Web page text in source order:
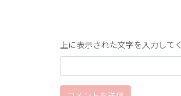
上に表示された文字を入力して